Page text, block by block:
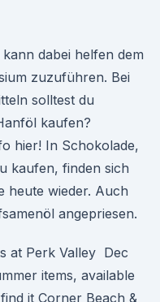
dabei helfen dem
zuzuführen. Bei
solltest du
kaufen?
hier! In Schokolade,
kaufen, finden sich
heute wieder. Auch
angepriesen.
at Perk Valley Dec
items, available
it Corner Beach &